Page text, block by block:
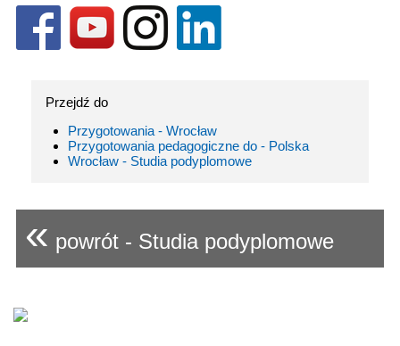
Przejdź do
Przygotowania - Wrocław
Przygotowania pedagogiczne do - Polska
Wrocław - Studia podyplomowe
« powrót - Studia podyplomowe